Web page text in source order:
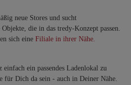
neue Stores und sucht
die in das tredy-Konzept passen.
sich eine Filiale in ihrer Nähe.
ein passendes Ladenlokal zu
für Dich da sein - auch in Deiner Nähe.